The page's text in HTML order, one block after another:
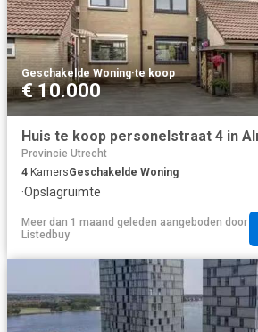
Geschakelde Woning·te koop
€ 10.000
Provincie Utrecht
4 KamersGeschakelde Woning
·Opslagruimte
Meer dan 1 maand geleden aangeboden door
Listedbuy